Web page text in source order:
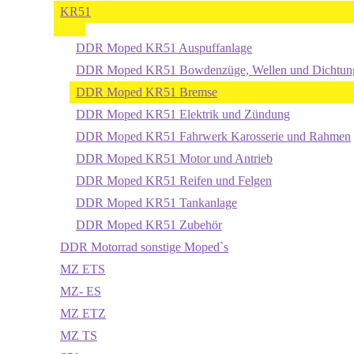
KR51
DDR Moped KR51 Auspuffanlage
DDR Moped KR51 Bowdenzüge, Wellen und
DDR Moped KR51 Bremse
DDR Moped KR51 Elektrik und Zündung
DDR Moped KR51 Fahrwerk Karosserie und Rahmen
DDR Moped KR51 Motor und Antrieb
DDR Moped KR51 Reifen und Felgen
DDR Moped KR51 Tankanlage
DDR Moped KR51 Zubehör
DDR Motorrad sonstige Moped`s
MZ ETS
MZ- ES
MZ ETZ
MZ TS